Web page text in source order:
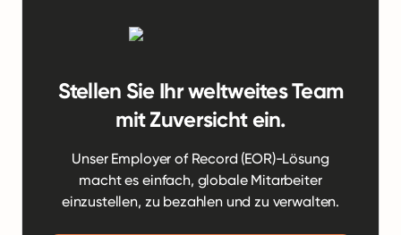
Stellen Sie Ihr weltweites Team
mit Zuversicht ein.
Unser Employer of Record (EOR)-Lösung
macht es einfach, globale Mitarbeiter
einzustellen, zu bezahlen und zu verwalten.